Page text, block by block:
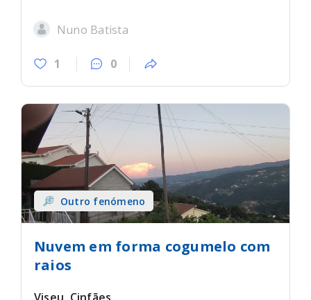
Nuno Batista
1 0
Outro fenómeno
Nuvem em forma cogumelo com
raios